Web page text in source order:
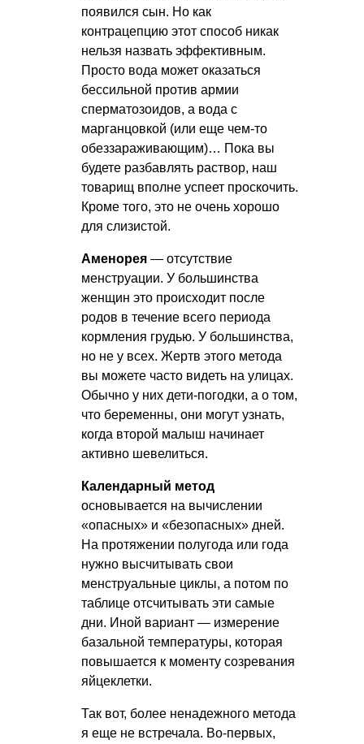
появился сын. Но как
контрацепцию этот способ никак
нельзя назвать эффективным.
Просто вода может оказаться
бессильной против армии
сперматозоидов, а вода с
марганцовкой (или еще чем-то
обеззараживающим)… Пока вы
будете разбавлять раствор, наш
товарищ вполне успеет проскочить.
Кроме того, это не очень хорошо
для слизистой.
Аменорея — отсутствие
менструации. У большинства
женщин это происходит после
родов в течение всего периода
кормления грудью. У большинства,
но не у всех. Жертв этого метода
вы можете часто видеть на улицах.
Обычно у них дети-погодки, а о том,
что беременны, они могут узнать,
когда второй малыш начинает
активно шевелиться.
Календарный метод
основывается на вычислении
«опасных» и «безопасных» дней.
На протяжении полугода или года
нужно высчитывать свои
менструальные циклы, а потом по
таблице отсчитывать эти самые
дни. Иной вариант — измерение
базальной температуры, которая
повышается к моменту созревания
яйцеклетки.
Так вот, более ненадежного метода
я еще не встречала. Во-первых,